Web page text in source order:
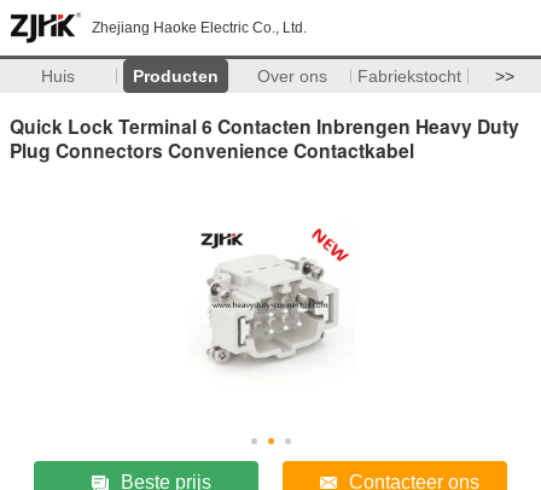
Zhejiang Haoke Electric Co., Ltd.
Huis Producten Over ons Fabriekstocht >>
Quick Lock Terminal 6 Contacten Inbrengen Heavy Duty
Plug Connectors Convenience Contactkabel
Beste prijs Contacteer ons